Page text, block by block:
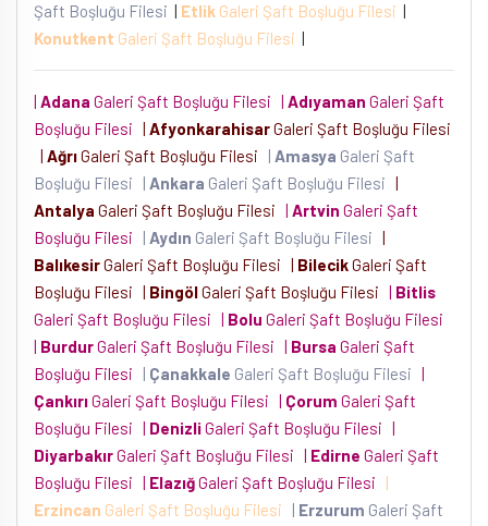
Şaft Boşluğu Filesi | Etlik Galeri Şaft Boşluğu Filesi |
Konutkent Galeri Şaft Boşluğu Filesi |
| Adana Galeri Şaft Boşluğu Filesi | Adıyaman Galeri Şaft
Boşluğu Filesi | AfyonkarahisarGaleri Şaft Boşluğu Filesi
| AğrıGaleri Şaft Boşluğu Filesi | Amasya Galeri Şaft
Boşluğu Filesi
| Ankara Galeri Şaft Boşluğu Filesi |
Antalya Galeri Şaft Boşluğu Filesi | Artvin Galeri Şaft
Boşluğu Filesi
| Aydın Galeri Şaft Boşluğu Filesi |
BalıkesirGaleri Şaft Boşluğu Filesi | BilecikGaleri Şaft
Boşluğu Filesi | BingölGaleri Şaft Boşluğu Filesi | Bitlis
Galeri Şaft Boşluğu Filesi | Bolu Galeri Şaft Boşluğu Filesi
| BurdurGaleri Şaft Boşluğu Filesi | Bursa Galeri Şaft
Boşluğu Filesi
| Çanakkale Galeri Şaft Boşluğu Filesi |
ÇankırıGaleri Şaft Boşluğu Filesi | Çorum Galeri Şaft
Boşluğu Filesi | DenizliGaleri Şaft Boşluğu Filesi |
DiyarbakırGaleri Şaft Boşluğu Filesi | Edirne Galeri Şaft
Boşluğu Filesi | ElazığGaleri Şaft Boşluğu Filesi
|
Erzincan Galeri Şaft Boşluğu Filesi | Erzurum Galeri Şaft